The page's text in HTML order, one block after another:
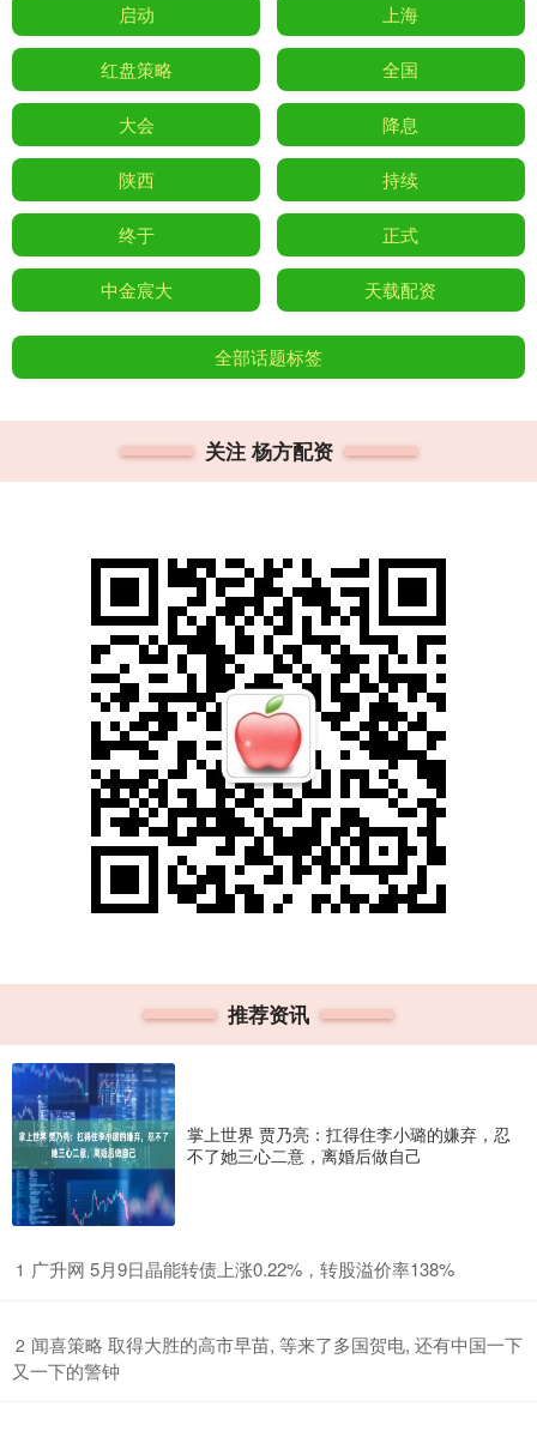
启动 上海
红盘策略 全国
大会 降息
陕西 持续
终于 正式
中金宸大 天载配资
全部话题标签
关注 杨方配资
推荐资讯
掌上世界 贾乃亮：扛得住李小璐的嫌弃，忍
不了她三心二意，离婚后做自己
1 ​广升网 5月9日晶能转债上涨0.22%，转股溢价率138%
2 ​闻喜策略 取得大胜的高市早苗, 等来了多国贺电, 还有中国一下
又一下的警钟